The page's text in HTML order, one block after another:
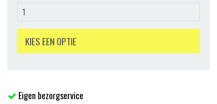
KIES EEN OPTIE
Eigen bezorgservice